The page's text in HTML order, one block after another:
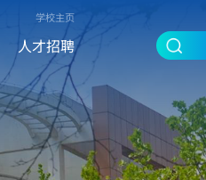
学校主页
人才招聘